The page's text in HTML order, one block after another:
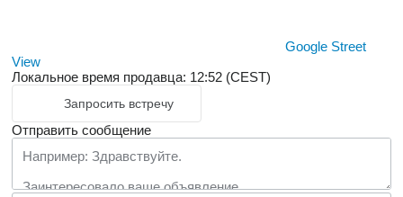
Google Street
View
Локальное время продавца: 12:52 (CEST)
Запросить встречу
Отправить сообщение